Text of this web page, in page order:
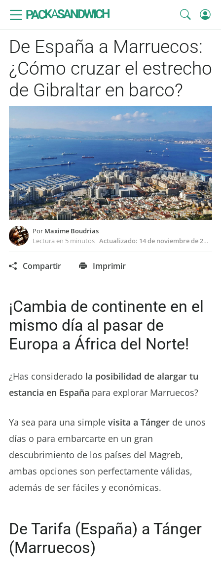
PACKASANDWICH
De España a Marruecos:
¿Cómo cruzar el estrecho
de Gibraltar en barco?
© Maxime Boudrias
Por Maxime Boudrias
Lectura en 5 minutos Actualizado: 14 de noviembre de 2025
Compartir Imprimir
¡Cambia de continente en el
mismo día al pasar de
Europa a África del Norte!
¿Has considerado la posibilidad de alargar tu
estancia en España para explorar Marruecos?
Ya sea para una simple visita a Tánger de unos
días o para embarcarte en un gran
descubrimiento de los países del Magreb,
ambas opciones son perfectamente válidas,
además de ser fáciles y económicas.
De Tarifa (España) a Tánger
(Marruecos)